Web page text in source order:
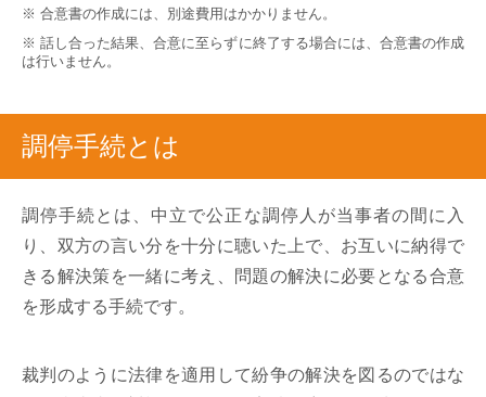
※ 合意書の作成には、別途費用はかかりません。
※ 話し合った結果、合意に至らずに終了する場合には、合意書の作成
は行いません。
調停手続とは
調停手続とは、中立で公正な調停人が当事者の間に入
り、双方の言い分を十分に聴いた上で、お互いに納得で
きる解決策を一緒に考え、問題の解決に必要となる合意
を形成する手続です。
裁判のように法律を適用して紛争の解決を図るのではな